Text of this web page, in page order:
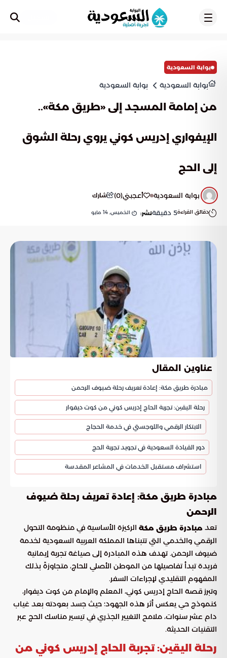
بوابة السعودية
بوابة السعودية بوابة السعودية
من إمامة المسجد إلى «طريق مكة»..
الإيفواري إدريس كوني يروي رحلة الشوق
إلى الحج
بوابة السعودية أعجبني(
0
) شارك
دقائق القراءة5 دقيقةنشر: الخميس, 14 مايو
عناوين المقال
مبادرة طريق مكة: إعادة تعريف رحلة ضيوف الرحمن
رحلة اليقين: تجربة الحاج إدريس كوني من كوت ديفوار
الابتكار الرقمي واللوجستي في خدمة الحجاج
دور القيادة السعودية في تجويد تجربة الحج
استشراف مستقبل الخدمات في المشاعر المقدسة
مبادرة طريق مكة: إعادة تعريف رحلة ضيوف
الرحمن
تعد مبادرة طريق مكة الركيزة الأساسية في منظومة التحول
الرقمي والخدمي التي تتبناها المملكة العربية السعودية لخدمة
ضيوف الرحمن. تهدف هذه المبادرة إلى صياغة تجربة إيمانية
فريدة تبدأ تفاصيلها من الموطن الأصلي للحاج، متجاوزةً بذلك
المفهوم التقليدي لإجراءات السفر.
وتبرز قصة الحاج إدريس كوني، المعلم والإمام من كوت ديفوار،
كنموذج حي يعكس أثر هذه الجهود؛ حيث جسد بعودته بعد غياب
دام عشر سنوات، ملامح التغيير الجذري في تيسير مناسك الحج عبر
التقنيات الحديثة.
رحلة اليقين: تجربة الحاج إدريس كوني من